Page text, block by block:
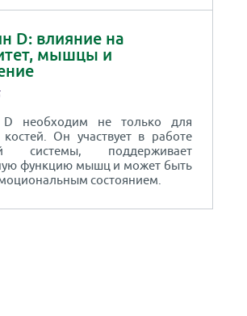
D: влияние на
мышцы и
D необходим не только для
костей. Он участвует в работе
системы, поддерживает
функцию мышц и может быть
состоянием.